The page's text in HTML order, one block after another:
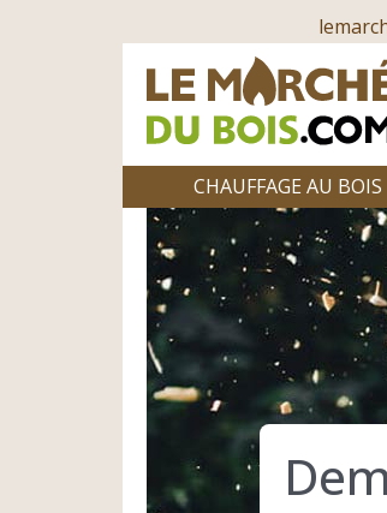
CHAUFFAGE AU BOIS